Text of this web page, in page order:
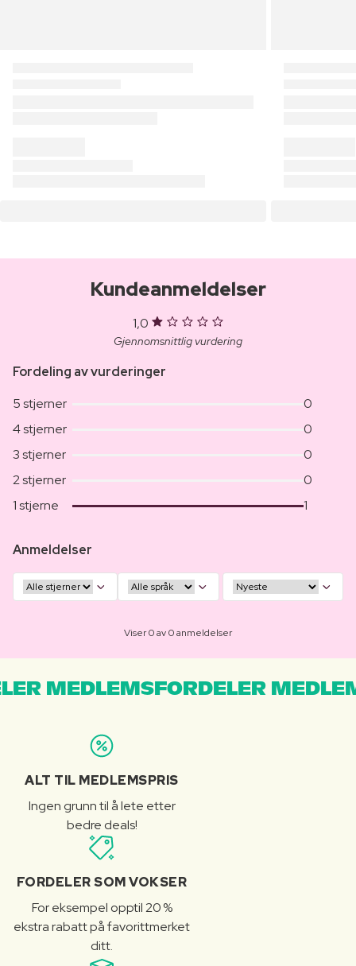
Kundeanmeldelser
1,0
Gjennomsnittlig vurdering
Fordeling av vurderinger
5 stjerner
0
4 stjerner
0
3 stjerner
0
2 stjerner
0
1 stjerne
1
Anmeldelser
Viser 0 av 0 anmeldelser
MEDLEMSFORDELER
ALT TIL MEDLEMSPRIS
Ingen grunn til å lete etter
bedre deals!
FORDELER SOM VOKSER
For eksempel opptil 20 %
ekstra rabatt på favorittmerket
ditt.